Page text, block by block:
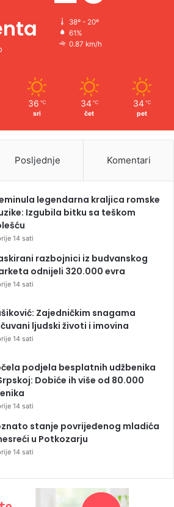
38º - 20º
61%
0.87 km/h
36 ℃
sri
34 ℃
čet
34 ℃
pet
Posljednje Komentari
legendarna kraljica romske
Izgubila bitku sa teškom
14 sati
razbojnici iz budvanskog
odnijeli 320.000 evra
14 sati
Zajedničkim snagama
ljudski životi i imovina
14 sati
podjela besplatnih udžbenika
Dobiće ih više od 80.000
14 sati
stanje povrijeđenog mladića
u Potkozarju
14 sati